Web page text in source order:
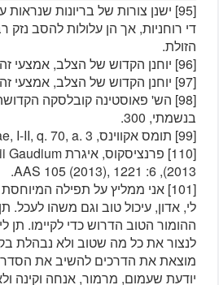
[95] ישנן צורות של בריונות שנראות
די רוחניות, אך הן עלולות להסב
הזולת.
[96] יוחנן הקדוש של הצלב, אמצעי זהירות, 13.
[97] יוחנן הקדוש של הצלב, אמצעי זהירות, 13.
[98] הש' פאוסטינה קובלסקה
בנשמתי, 300.
[99] תומס אקווינס, Summa Theologiae, I-II, q. 70, a. 3.
2013), 6: AAS 105 (2013), 1221.
[101] אני ממליץ על תפילה
לי, אדון, עיכול טוב וגם משהו לעכל.
ההומור הטוב הדרוש כדי לקיימו. תן
לנצור את כל מה שטוב ולא נבהלת
מוצאת את הדרכים להשיב את הסדר
יודעת שעמום, מרמור, אנחה וקינה